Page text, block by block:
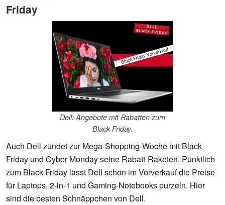
Friday
Dell: Angebote mit Rabatten zum
Black Friday.
Auch Dell zündet zur Mega-Shopping-Woche mit Black
Friday und Cyber Monday seine Rabatt-Raketen. Pünktlich
zum Black Friday lässt Dell schon im Vorverkauf die Preise
für Laptops, 2-in-1 und Gaming-Notebooks purzeln. Hier
sind die besten Schnäppchen von Dell.